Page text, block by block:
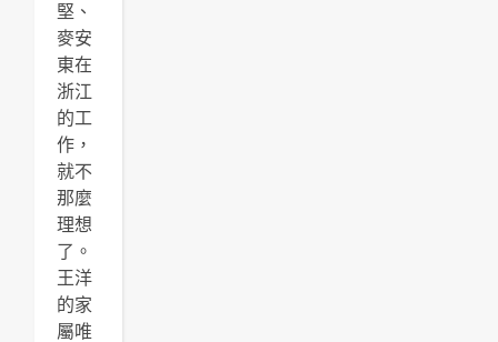
堅、
麥安
東在
浙江
的工
作，
就不
那麼
理想
了。
王洋
的家
屬唯